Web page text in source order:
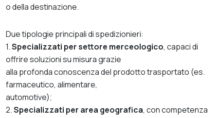
o della destinazione.
Due tipologie principali di spedizionieri:
1.Specializzati per settore merceologico, capaci di
offrire soluzioni su misura grazie
alla profonda conoscenza del prodotto trasportato (es.
farmaceutico, alimentare,
automotive);
2.Specializzati per area geografica, con competenza